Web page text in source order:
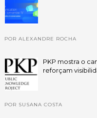
POR ALEXANDRE ROCHA
PKP mostra o
reforçam
POR SUSANA COSTA